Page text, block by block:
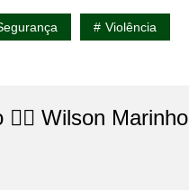
Violência
👨‍⚖️​ Wilson Marinho